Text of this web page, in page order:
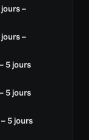
–
–
5 jours
5 jours
5 jours